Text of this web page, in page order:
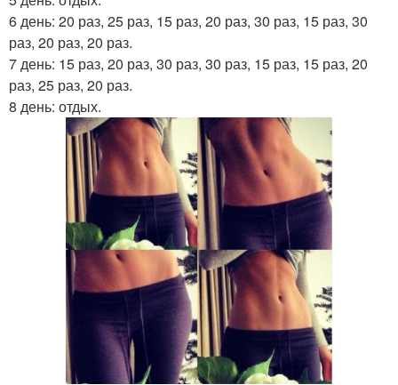
6 день: 20 раз, 25 раз, 15 раз, 20 раз, 30 раз, 15 раз, 30
раз, 20 раз, 20 раз.
7 день: 15 раз, 20 раз, 30 раз, 30 раз, 15 раз, 15 раз, 20
раз, 25 раз, 20 раз.
8 день: отдых.